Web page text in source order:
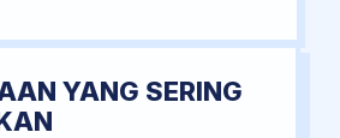
YANG SERING